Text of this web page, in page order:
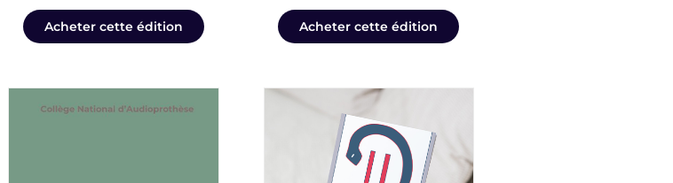
Acheter cette édition Acheter cette édition